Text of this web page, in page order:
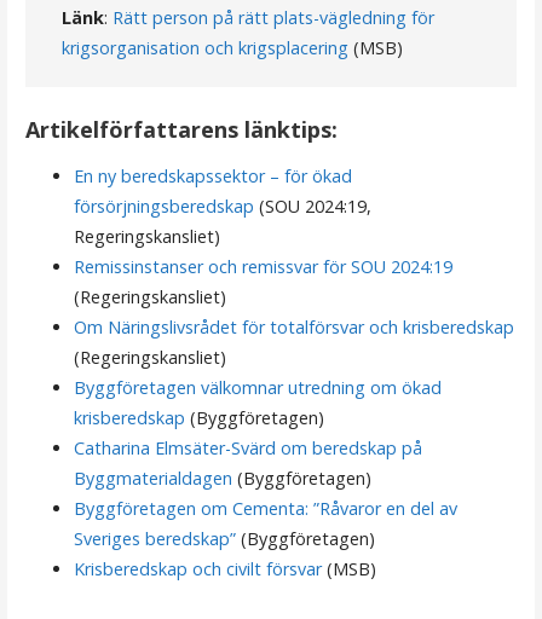
Länk: Rätt person på rätt plats-vägledning för
krigsorganisation och krigsplacering(MSB)
Artikelförfattarens länktips:
En ny beredskapssektor – för ökad
försörjningsberedskap (SOU 2024:19,
Regeringskansliet)
Remissinstanser och remissvar för SOU 2024:19
(Regeringskansliet)
Om Näringslivsrådet för totalförsvar och krisberedskap
(Regeringskansliet)
Bygg­företagen välkomnar utredning om ökad
krisberedskap (Byggföretagen)
Catharina Elmsäter-Svärd om beredskap på
Byggmaterialdagen (Byggföretagen)
Bygg­företagen om Cementa: ”Råvaror en del av
Sveriges beredskap”(Byggföretagen)
Krisberedskap och civilt försvar(MSB)